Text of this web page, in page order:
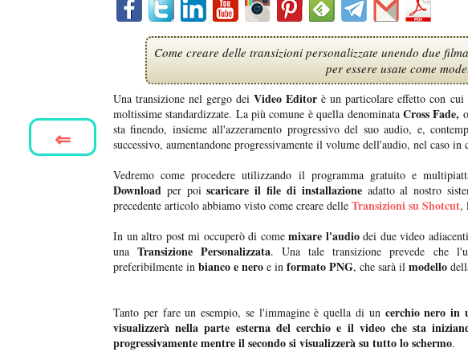
Come creare delle transizioni personalizzate unendo due
per essere usate come
Una transizione nel gergo deiVideo Editor è un particolare effetto con cui
moltissime standardizzate. La più comune è quella denominata Cross Fade, o
sta finendo, insieme all'azzeramento progressivo del suo audio, e,
successivo, aumentandone progressivamente il volume dell'audio, nel caso in
Vedremo come procedere utilizzando il programma gratuito e
Download per poiscaricare il file di installazioneadatto al nostro
precedente articolo abbiamo visto come creare delle Transizioni su Shotcut,
In un altro post mi occuperò di comemixare l'audiodei due video
unaTransizione Personalizzata. Una tale transizione prevede che
preferibilmente in bianco e nero e in formato PNG, che sarà il modello
Tanto per fare un esempio, se l'immagine è quella di uncerchio nero in
visualizzerà nella parte esterna del cerchio e il video che sta
progressivamente mentre il secondo si visualizzerà su tutto lo schermo.
⇐